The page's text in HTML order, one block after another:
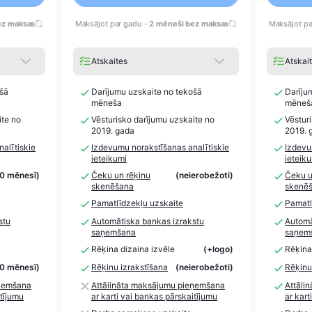
maksas
no
mēnesī)
mēnesī)
Maksājot par gadu - 2 mēneši bez maksas
Atskaites
Darījumu uzskaite no tekošā
mēneša
Vēsturisko darījumu uzskaite no
2019. gada
Izdevumu norakstīšanas analītiskie
ieteikumi
Čeku un rēķinu
skenēšana
(neierobežoti)
Pamatlīdzekļu uzskaite
Automātiska bankas izrakstu
saņemšana
Rēķina dizaina izvēle
(+logo)
Rēķinu izrakstīšana
(neierobežoti)
Attālināta maksājumu pieņemšana
ar karti vai bankas pārskaitījumu
Maksājot
2019.
Čeku
ar